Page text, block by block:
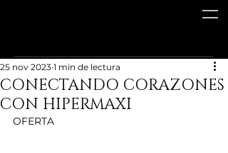
CONECTANDO CORAZONES
CON HIPERMAXI
25 nov 2023 1 min de lectura
OFERTA